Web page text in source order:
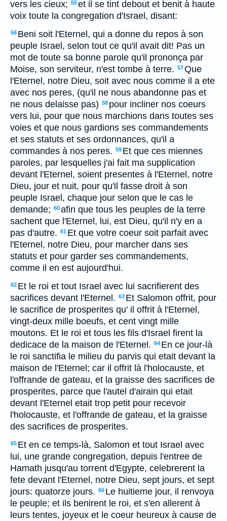
vers les cieux; 55et il se tint debout et benit à haute
voix toute la congregation d'Israel, disant:
56 Beni soit l'Eternel, qui a donne du repos à son
peuple Israel, selon tout ce qu'il avait dit! Pas un
mot de toute sa bonne parole qu'il prononça par
Moise, son serviteur, n'est tombe à terre. 57Que
l'Eternel, notre Dieu, soit avec nous comme il a ete
avec nos peres, (qu'il ne nous abandonne pas et
ne nous delaisse pas) 58 pour incliner nos coeurs
vers lui, pour que nous marchions dans toutes ses
voies et que nous gardions ses commandements
et ses statuts et ses ordonnances, qu'il a
commandes à nos peres. 59 Et que ces miennes
paroles, par lesquelles j'ai fait ma supplication
devant l'Eternel, soient presentes à l'Eternel, notre
Dieu, jour et nuit, pour qu'il fasse droit à son
peuple Israel, chaque jour selon que le cas le
demande; 60afin que tous les peuples de la terre
sachent que l'Eternel, lui, est Dieu, qu'il n'y en a
pas d'autre. 61 Et que votre coeur soit parfait avec
l'Eternel, notre Dieu, pour marcher dans ses
statuts et pour garder ses commandements,
comme il en est aujourd'hui.
62 Et le roi et tout Israel avec lui sacrifierent des
sacrifices devant l'Eternel. 63 Et Salomon offrit, pour
le sacrifice de prosperites qu' il offrit à l'Eternel,
vingt-deux mille boeufs, et cent vingt mille
moutons. Et le roi et tous les fils d'Israel firent la
dedicace de la maison de l'Eternel. 64 En ce jour-là
le roi sanctifia le milieu du parvis qui etait devant la
maison de l'Eternel; car il offrit là l'holocauste, et
l'offrande de gateau, et la graisse des sacrifices de
prosperites, parce que l'autel d'airain qui etait
devant l'Eternel etait trop petit pour recevoir
l'holocauste, et l'offrande de gateau, et la graisse
des sacrifices de prosperites.
65 Et en ce temps-là, Salomon et tout Israel avec
lui, une grande congregation, depuis l'entree de
Hamath jusqu'au torrent d'Egypte, celebrerent la
fete devant l'Eternel, notre Dieu, sept jours, et sept
jours: quatorze jours. 66 Le huitieme jour, il renvoya
le peuple; et ils benirent le roi, et s'en allerent à
leurs tentes, joyeux et le coeur heureux à cause de